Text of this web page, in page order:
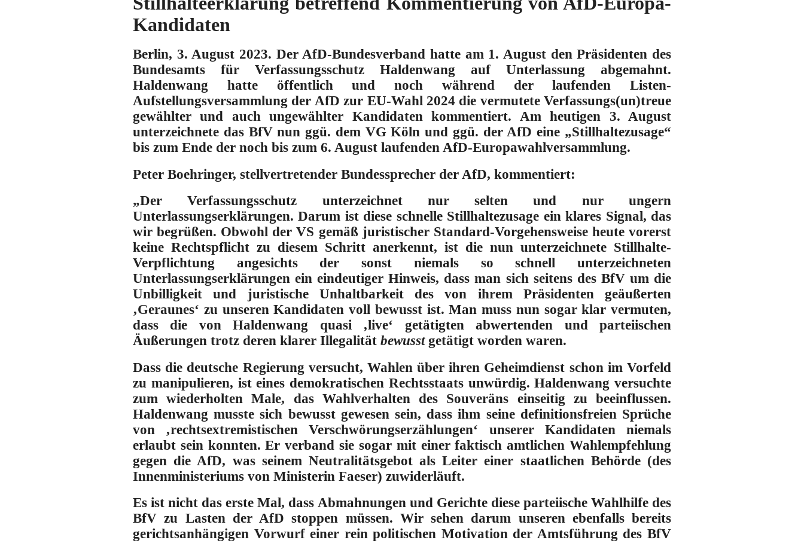
Kandidaten
Berlin, 3. August 2023. Der AfD-Bundesverband hatte am 1. August den Präsidenten des
Bundesamts für Verfassungsschutz Haldenwang auf Unterlassung abgemahnt.
Haldenwang hatte öffentlich und noch während der laufenden Listen-
Aufstellungsversammlung der AfD zur EU-Wahl 2024 die vermutete Verfassungs(un)treue
gewählter und auch ungewählter Kandidaten kommentiert. Am heutigen 3. August
unterzeichnete das BfV nun ggü. dem VG Köln und ggü. der AfD eine „Stillhaltezusage“
bis zum Ende der noch bis zum 6. August laufenden AfD-Europawahlversammlung.
Peter Boehringer, stellvertretender Bundessprecher der AfD, kommentiert:
„Der Verfassungsschutz unterzeichnet nur selten und nur ungern
Unterlassungserklärungen. Darum ist diese schnelle Stillhaltezusage ein klares Signal, das
wir begrüßen. Obwohl der VS gemäß juristischer Standard-Vorgehensweise heute vorerst
keine Rechtspflicht zu diesem Schritt anerkennt, ist die nun unterzeichnete Stillhalte-
Verpflichtung angesichts der sonst niemals so schnell unterzeichneten
Unterlassungserklärungen ein eindeutiger Hinweis, dass man sich seitens des BfV um die
Unbilligkeit und juristische Unhaltbarkeit des von ihrem Präsidenten geäußerten
‚Geraunes‘ zu unseren Kandidaten voll bewusst ist. Man muss nun sogar klar vermuten,
dass die von Haldenwang quasi ‚live‘ getätigten abwertenden und parteiischen
Äußerungen trotz deren klarer Illegalität bewusstgetätigt worden waren.
Dass die deutsche Regierung versucht, Wahlen über ihren Geheimdienst schon im Vorfeld
zu manipulieren, ist eines demokratischen Rechtsstaats unwürdig. Haldenwang versuchte
zum wiederholten Male, das Wahlverhalten des Souveräns einseitig zu beeinflussen.
Haldenwang musste sich bewusst gewesen sein, dass ihm seine definitionsfreien Sprüche
von ‚rechtsextremistischen Verschwörungserzählungen‘ unserer Kandidaten niemals
erlaubt sein konnten. Er verband sie sogar mit einer faktisch amtlichen Wahlempfehlung
gegen die AfD, was seinem Neutralitätsgebot als Leiter einer staatlichen Behörde (des
Innenministeriums von Ministerin Faeser) zuwiderläuft.
Es ist nicht das erste Mal, dass Abmahnungen und Gerichte diese parteiische Wahlhilfe des
BfV zu Lasten der AfD stoppen müssen. Wir sehen darum unseren ebenfalls bereits
gerichtsanhängigen Vorwurf einer rein politischen Motivation der Amtsführung des BfV